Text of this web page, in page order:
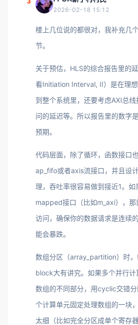
2026-02-18 15:12
楼上几位说的都很对，我补充几
节。
关于预估，HLS的综合报告里的
看Initiation Interval, II）是在理
到整个系统里，还要考虑AXI总
问的延迟等。所以报告里的数字
预期。
代码层面，除了循环，函数接口
ap_fifo或者axis流接口，并且设
理，吞吐率很容易做到接近1。
mapped接口（比如m_axi），
访问，确保你的数据请求是连续
能会暴跌。
数组分区（array_partition）时
block大有讲究。如果多个并行
数组的不同部分，用cyclic交错
个计算单元固定处理数组的一块
太细（比如完全分区成单个寄存